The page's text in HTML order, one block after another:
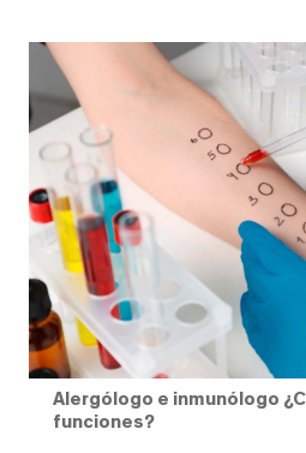
Alergólogo e inmunólogo
funciones?